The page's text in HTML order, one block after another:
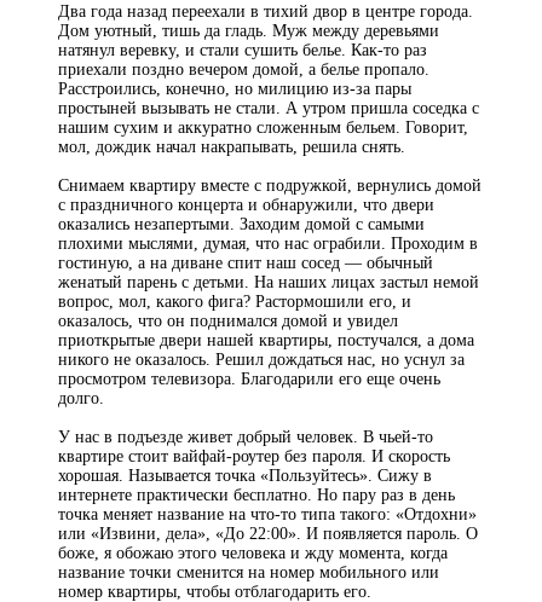
Два года назад переехали в тихий двор в центре города.
Дом уютный, тишь да гладь. Муж между деревьями
натянул веревку, и стали сушить белье. Как-то раз
приехали поздно вечером домой, а белье пропало.
Расстроились, конечно, но милицию из-за пары
простыней вызывать не стали. А утром пришла соседка с
нашим сухим и аккуратно сложенным бельем. Говорит,
мол, дождик начал накрапывать, решила снять.
Снимаем квартиру вместе с подружкой, вернулись домой
с праздничного концерта и обнаружили, что двери
оказались незапертыми. Заходим домой с самыми
плохими мыслями, думая, что нас ограбили. Проходим в
гостиную, а на диване спит наш сосед — обычный
женатый парень с детьми. На наших лицах застыл немой
вопрос, мол, какого фига? Растормошили его, и
оказалось, что он поднимался домой и увидел
приоткрытые двери нашей квартиры, постучался, а дома
никого не оказалось. Решил дождаться нас, но уснул за
просмотром телевизора. Благодарили его еще очень
долго.
У нас в подъезде живет добрый человек. В чьей-то
квартире стоит вайфай-роутер без пароля. И скорость
хорошая. Называется точка «Пользуйтесь». Сижу в
интернете практически бесплатно. Но пару раз в день
точка меняет название на что-то типа такого: «Отдохни»
или «Извини, дела», «До 22:00». И появляется пароль. О
боже, я обожаю этого человека и жду момента, когда
название точки сменится на номер мобильного или
номер квартиры, чтобы отблагодарить его.